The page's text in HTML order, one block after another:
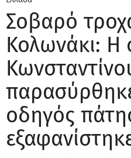
Σοβαρό
Κολωνάκι: Η
οδηγός